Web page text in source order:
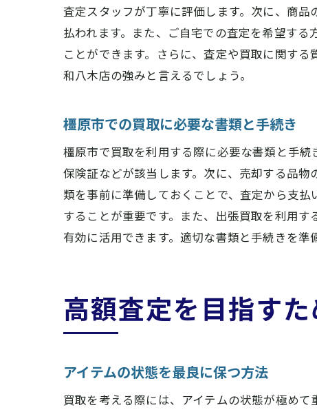
査定スタッフが丁寧に評価します。次に、商
払われます。また、ご自宅での査定を希望す
ことができます。さらに、査定や買取に関す
和八木店の強みと言えるでしょう。
橿原市での買取に必要な書類と手続き
橿原市で買取を利用する際に必要な書類と手
保険証などが該当します。次に、売却する品
類を事前に準備しておくことで、査定から支
することが重要です。また、出張買取を利用
有効に活用できます。適切な書類と手続きを準
高額査定を目指す
アイテムの状態を最良に保つ方法
買取を考える際には、アイテムの状態が極め